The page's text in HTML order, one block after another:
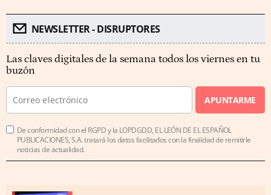
NEWSLETTER - DISRUPTORES
Las claves digitales de la semana todos los viernes en tu
buzón
APUNTARME
De conformidad con el RGPD y la LOPDGDD, EL LEÓN DE EL ESPAÑOL
PUBLICACIONES, S.A. tratará los datos facilitados con la finalidad de remitirle
noticias de actualidad.